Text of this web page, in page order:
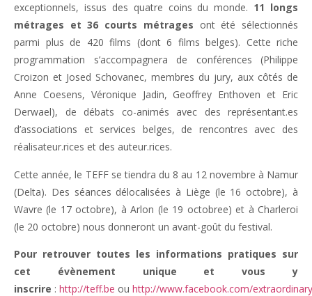
exceptionnels, issus des quatre coins du monde. 11 longs
métrages et 36 courts métrages ont été sélectionnés
parmi plus de 420 films (dont 6 films belges). Cette riche
programmation s’accompagnera de conférences (Philippe
Croizon et Josed Schovanec, membres du jury, aux côtés de
Anne Coesens, Véronique Jadin, Geoffrey Enthoven et Eric
Derwael), de débats co-animés avec des représentant.es
d’associations et services belges, de rencontres avec des
réalisateur.rices et des auteur.rices.
Cette année, le TEFF se tiendra du 8 au 12 novembre à Namur
(Delta). Des séances délocalisées à Liège (le 16 octobre), à
Wavre (le 17 octobre), à Arlon (le 19 octobree) et à Charleroi
(le 20 octobre) nous donneront un avant-goût du festival.
Pour retrouver toutes les informations pratiques sur
cet évènement unique et vous y
inscrire : http://teff.be ou http://www.facebook.com/